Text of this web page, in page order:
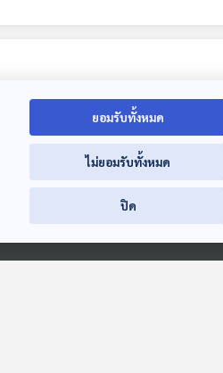
ครบรอบ 20 ปี
เนเธอร์แลนด์อนุญาต
ยอดผู้ใช้งา
ลิกซ์" ลดล
00:00:00
ยอมรับทั้งหมด
ไม่ยอมรับทั้งหมด
ปิด